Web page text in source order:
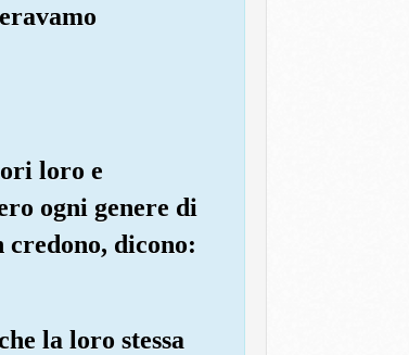
loro e
ogni genere di
credono, dicono:
la loro stessa